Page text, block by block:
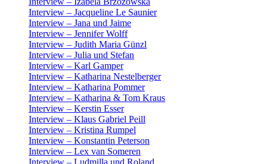
Interview – Jacqueline Le Saunier
Interview – Jana und Jaime
Interview – Jennifer Wolff
Interview – Judith Maria Günzl
Interview – Julia und Stefan
Interview – Karl Gamper
Interview – Katharina Nestelberger
Interview – Katharina Pommer
Interview – Katharina & Tom Kraus
Interview – Kerstin Esser
Interview – Klaus Gabriel Peill
Interview – Kristina Rumpel
Interview – Konstantin Peterson
Interview – Lex van Someren
Interview – Ludmilla und Roland